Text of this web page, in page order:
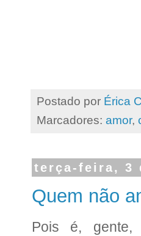
Postado por Érica
Marcadores: amor,
terça-feira, 3
Quem não
Pois é,